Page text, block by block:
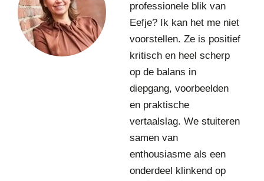
d
s
p
r
k
e
r
i
ë
l
l
e
d
e
J
n
g
e
professionele blik van
Eefje? Ik kan het me niet
voorstellen. Ze is positief
kritisch en heel scherp
op de balans in
diepgang, voorbeelden
en praktische
vertaalslag. We stuiteren
samen van
enthousiasme als een
onderdeel klinkend op